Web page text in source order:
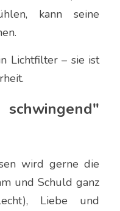
kann seine
Lichtfilter – sie ist
wird gerne die
und Schuld ganz
Liebe und